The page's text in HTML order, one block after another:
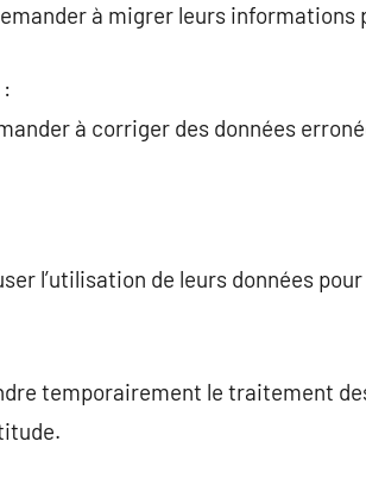
à migrer leurs informations
à corriger des données
l’utilisation de leurs données
temporairement le traitement